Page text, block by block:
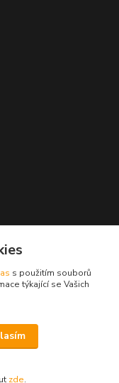
s použitím souborů
týkající se Vašich
zde.